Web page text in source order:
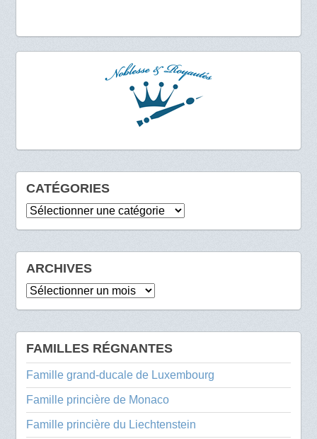
CATÉGORIES
Catégories
ARCHIVES
Archives
FAMILLES RÉGNANTES
Famille grand-ducale de Luxembourg
Famille princière de Monaco
Famille princière du Liechtenstein